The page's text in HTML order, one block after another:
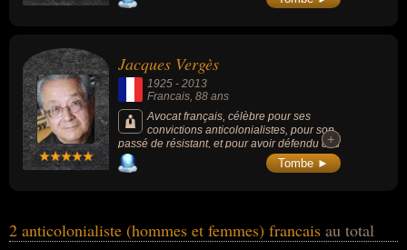
Jacques Vergès
1925 - 2013
Francais , 88 ans
Avocat français, célèbre pour ses
convictions anticolonialistes, pour son
passé de résistant, et pour avoir défendu des
personnes ayant commis des crimes
particulièrement graves, tel que l'auteur de
+
+
Tombe ►
2 anticolonialiste (hommes et femmes) francais au total